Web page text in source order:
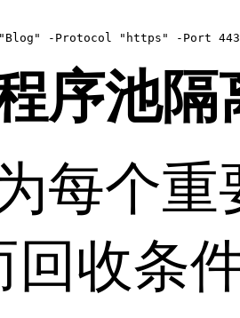
"Blog" -Protocol "https" -Port
序池隔
每个
回收条